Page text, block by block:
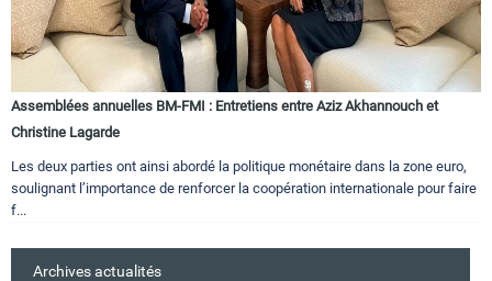
Assemblées annuelles BM-FMI : Entretiens entre Aziz Akhannouch et
Christine Lagarde
Les deux parties ont ainsi abordé la politique monétaire dans la zone euro,
soulignant l’importance de renforcer la coopération internationale pour faire
f...
Archives actualités